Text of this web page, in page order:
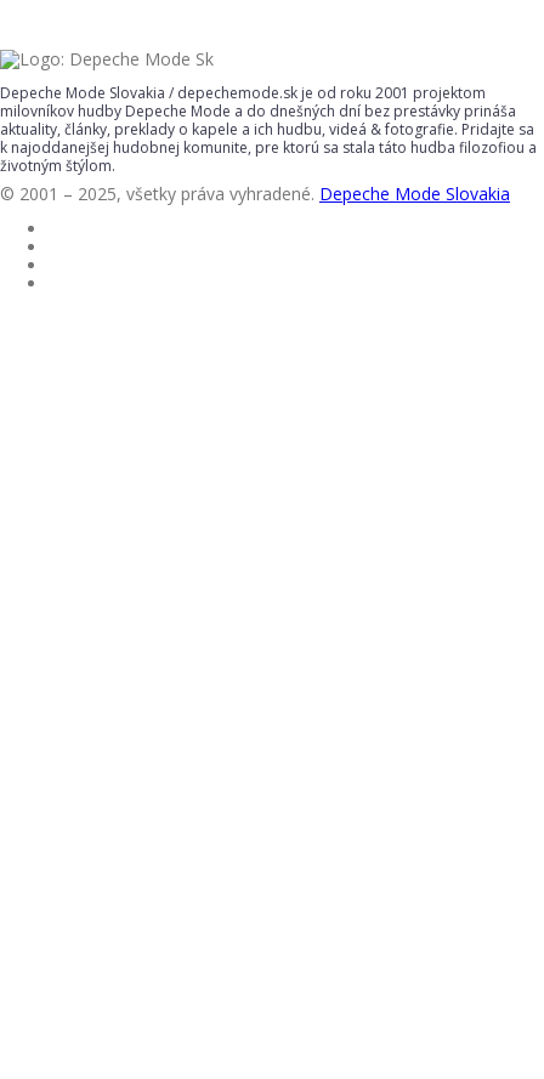
Depeche Mode Slovakia / depechemode.sk je od roku 2001 projektom
milovníkov hudby Depeche Mode a do dnešných dní bez prestávky prináša
aktuality, články, preklady o kapele a ich hudbu, videá & fotografie. Pridajte sa
k najoddanejšej hudobnej komunite, pre ktorú sa stala táto hudba filozofiou a
životným štýlom.
© 2001 – 2025, všetky práva vyhradené. Depeche Mode Slovakia